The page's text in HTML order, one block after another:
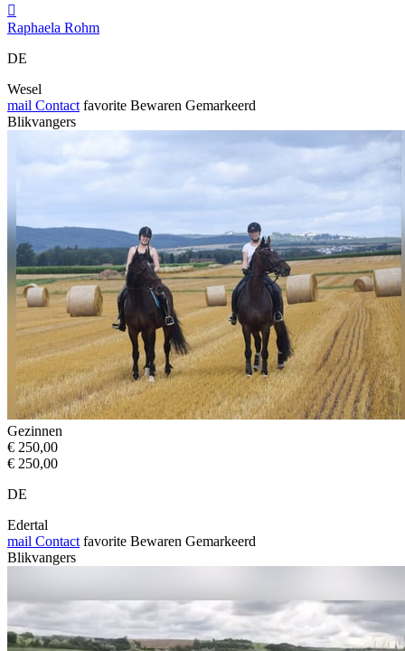

Raphaela Rohm
DE
Wesel
mail Contact favorite Bewaren Gemarkeerd
Blikvangers
Gezinnen
€ 250,00
€ 250,00
DE
Edertal
mail Contact favorite Bewaren Gemarkeerd
Blikvangers